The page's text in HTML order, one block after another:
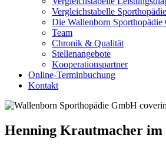
Vergleichstabelle Sporthopädie
Die Wallenborn Sporthopädie
Team
Chronik & Qualität
Stellenangebote
Kooperationspartner
Online-Terminbuchung
Kontakt
Henning Krautmacher